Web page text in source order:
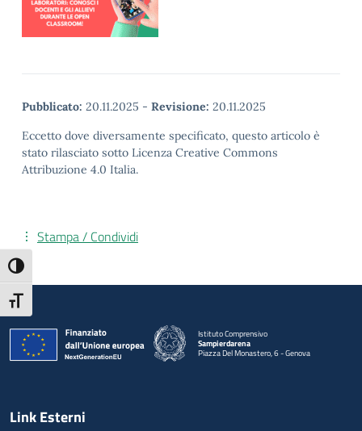
Attiva/disattiva alto contrasto
Attiva/disattiva dimensione testo
Pubblicato: 20.11.2025 - Revisione: 20.11.2025
Eccetto dove diversamente specificato, questo articolo è
stato rilasciato sotto Licenza Creative Commons
Attribuzione 4.0 Italia.
Stampa / Condividi
Istituto Comprensivo
Sampierdarena
Piazza Del Monastero, 6 - Genova
— Visita la pagina iniziale della scuola
Link Esterni